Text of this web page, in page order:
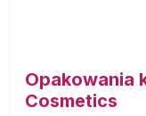
Opakowania
Cosmetics